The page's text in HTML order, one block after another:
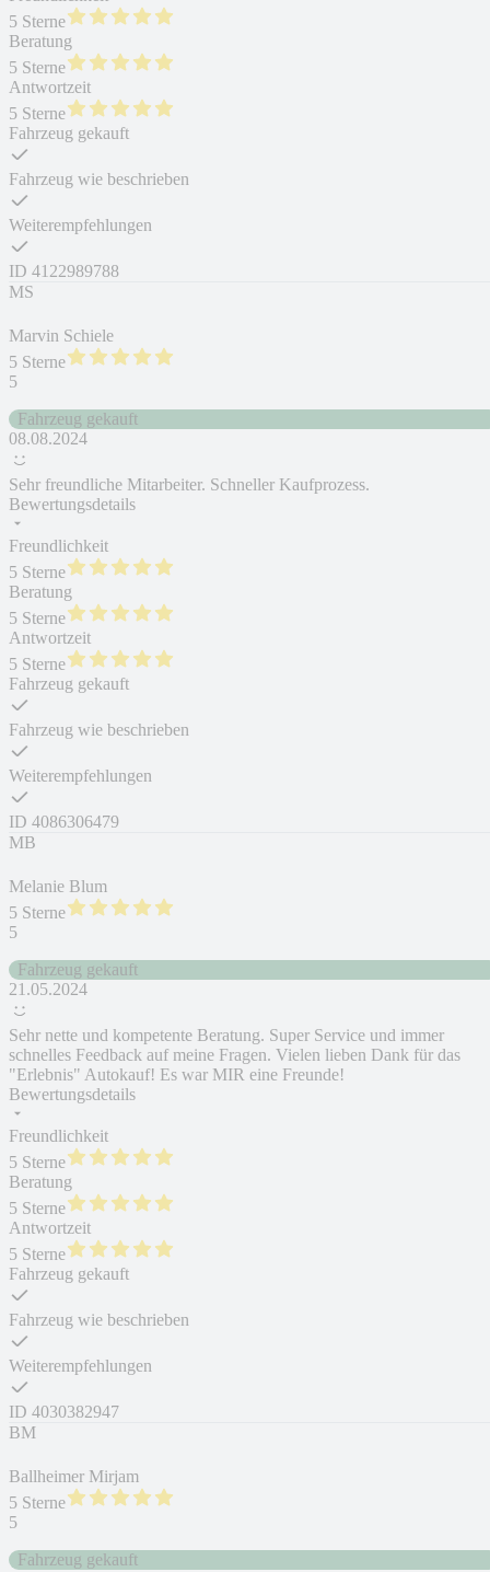
5 Sterne
Beratung
5 Sterne
Antwortzeit
5 Sterne
Fahrzeug gekauft
Fahrzeug wie beschrieben
Weiterempfehlungen
ID 4122989788
MS
Marvin Schiele
5 Sterne
5
Fahrzeug gekauft
08.08.2024
Sehr freundliche Mitarbeiter. Schneller Kaufprozess.
Bewertungsdetails
Freundlichkeit
5 Sterne
Beratung
5 Sterne
Antwortzeit
5 Sterne
Fahrzeug gekauft
Fahrzeug wie beschrieben
Weiterempfehlungen
ID 4086306479
MB
Melanie Blum
5 Sterne
5
Fahrzeug gekauft
21.05.2024
Sehr nette und kompetente Beratung. Super Service und immer
schnelles Feedback auf meine Fragen. Vielen lieben Dank für das
"Erlebnis" Autokauf! Es war MIR eine Freunde!
Bewertungsdetails
Freundlichkeit
5 Sterne
Beratung
5 Sterne
Antwortzeit
5 Sterne
Fahrzeug gekauft
Fahrzeug wie beschrieben
Weiterempfehlungen
ID 4030382947
BM
Ballheimer Mirjam
5 Sterne
5
Fahrzeug gekauft